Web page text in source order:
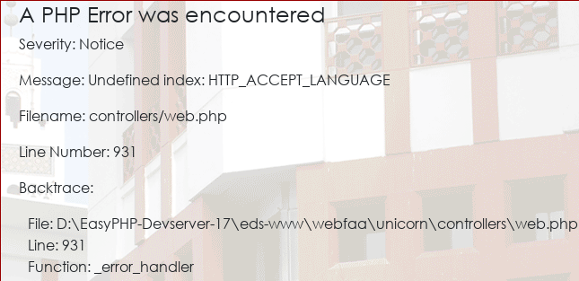
A PHP Error was encountered
Severity: Notice
Message: Undefined index: HTTP_ACCEPT_LANGUAGE
Filename: controllers/web.php
Line Number: 931
Backtrace:
File: D:\EasyPHP-Devserver-17\eds-www\webfaa\unicorn\controllers\web.php
Line: 931
Function: _error_handler